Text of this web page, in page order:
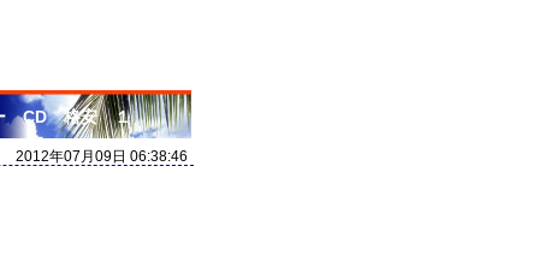
ー CD 格安 １
2012年07月09日 06:38:46